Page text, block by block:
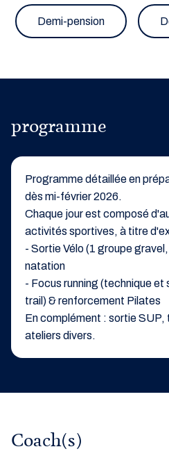
Demi-pension
programme
Programme détaillée en
dès mi-février 2026.
Chaque jour est composé
activités sportives, à titre
- Sortie Vélo (1 groupe
natation
- Focus running (technique et
trail) & renforcement Pilates
En complément : sortie SUP,
ateliers divers.
Coach(s)